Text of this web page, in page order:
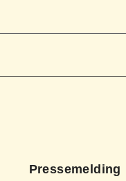
Pressemelding